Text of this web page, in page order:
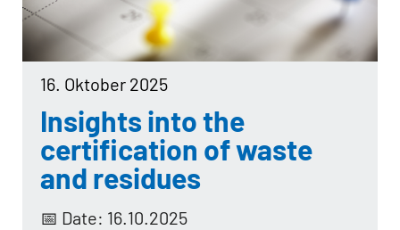
16. Oktober 2025
Insights into the
certification of waste
and residues
📅 Date: 16.10.2025